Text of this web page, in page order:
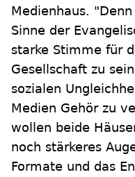
Medienhaus.
Sinne der
starke Stimme für
Gesellschaft zu
sozialen
Medien Gehör zu
wollen beide
noch stärkeres
Formate und das